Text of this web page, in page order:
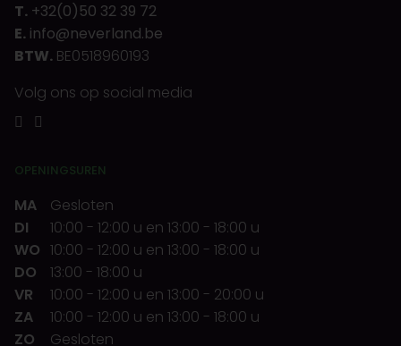
T. +32(0)50 32 39 72
E. info@neverland.be
BTW. BE0518960193
Volg ons op social media
OPENINGSUREN
MA
Gesloten
DI
10:00 - 12:00 u en 13:00 - 18:00 u
WO 10:00 - 12:00 u en 13:00 - 18:00 u
DO
13:00 - 18:00 u
VR
10:00 - 12:00 u en 13:00 - 20:00 u
ZA
10:00 - 12:00 u en 13:00 - 18:00 u
ZO
Gesloten